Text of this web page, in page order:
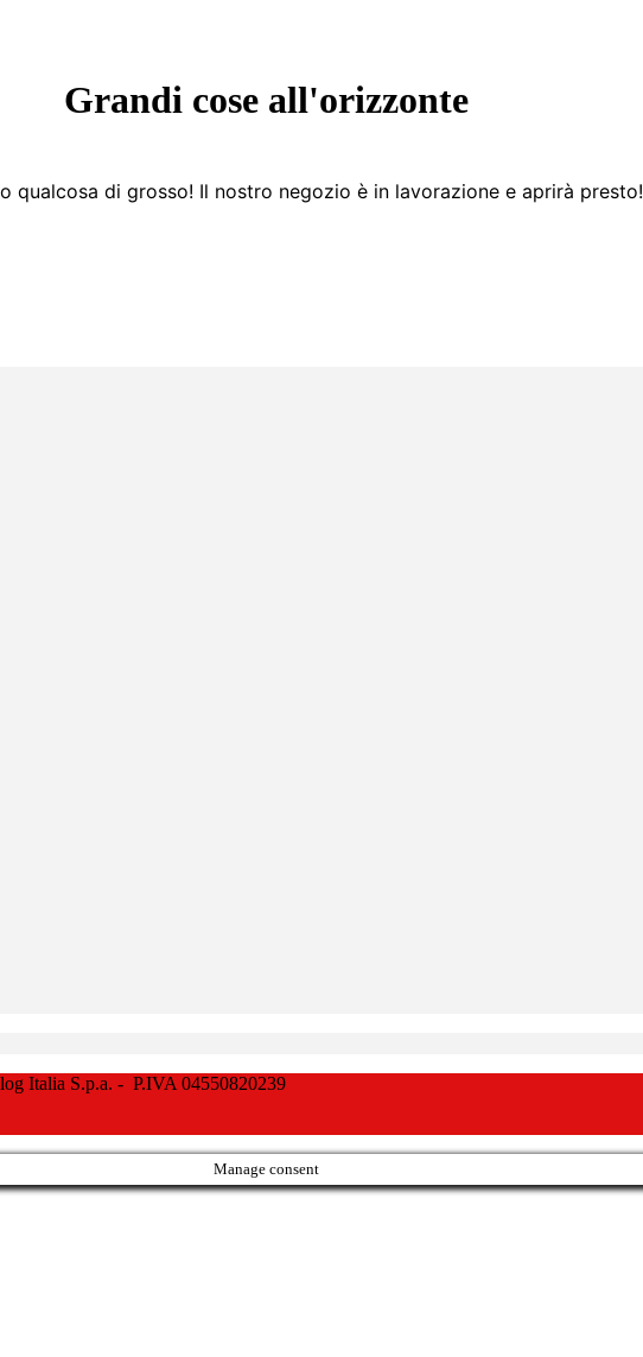
Grandi cose all'orizzonte
qualcosa di grosso! Il nostro negozio è in lavorazione e aprirà presto!
Italia S.p.a. - P.IVA 04550820239
Manage consent